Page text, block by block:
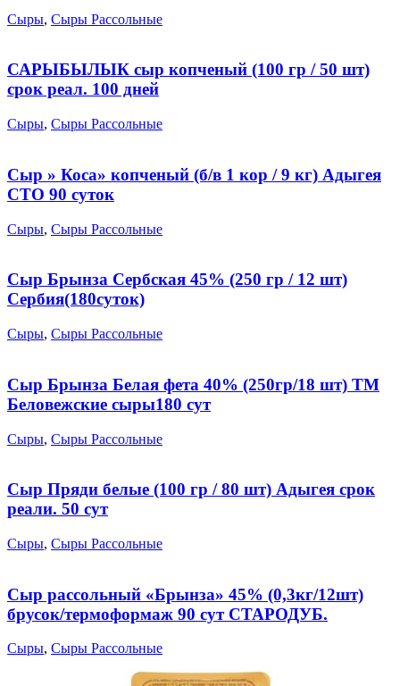
Сыры, Сыры Рассольные
САРЫБЫЛЫК сыр копченый (100 гр / 50 шт)
срок реал. 100 дней
Сыры, Сыры Рассольные
Сыр » Коса» копченый (б/в 1 кор / 9 кг) Адыгея
СТО 90 суток
Сыры, Сыры Рассольные
Сыр Брынза Сербская 45% (250 гр / 12 шт)
Сербия(180суток)
Сыры, Сыры Рассольные
Сыр Брынза Белая фета 40% (250гр/18 шт) ТМ
Беловежские сыры180 сут
Сыры, Сыры Рассольные
Сыр Пряди белые (100 гр / 80 шт) Адыгея срок
реали. 50 сут
Сыры, Сыры Рассольные
Сыр рассольный «Брынза» 45% (0,3кг/12шт)
брусок/термоформаж 90 сут СТАРОДУБ.
Сыры, Сыры Рассольные